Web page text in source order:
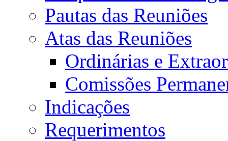
Pautas das Reuniões
Atas das Reuniões
Ordinárias e
Comissões
Indicações
Requerimentos